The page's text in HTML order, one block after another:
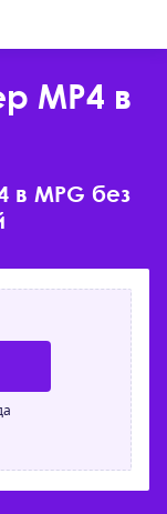
MP4 в
в MPG без